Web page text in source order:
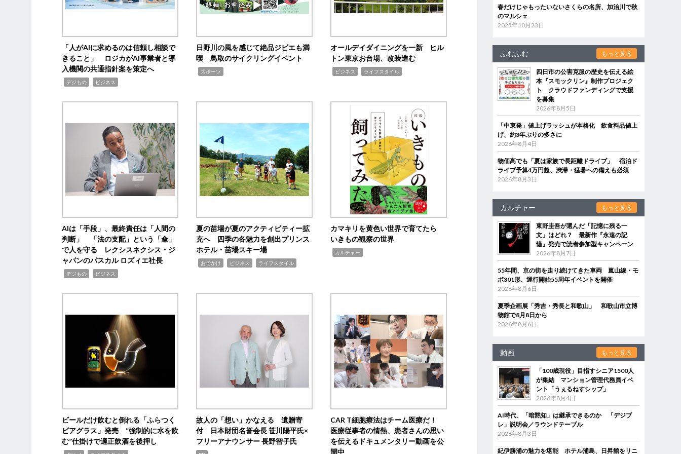
「人がAIに求めるのは信頼し相談で
きること」 ロジカがAI事業者と導
入機関の共通指針案を策定へ
デジもの ビジネス
日野川の風を感じて絶品ジビエも満
喫 鳥取のサイクリングイベント
スポーツ
オールデイダイニングを一新 ヒル
トン東京お台場、改装進む
ビジネス ライフスタイル
AIは「手段」、最終責任は「人間の
判断」 「法の支配」という「傘」
で人を守る レクシスネクシス・ジ
ャパンのパスカル ロズィエ社長
デジもの ビジネス
夏の苗場が夏のアクティビティー拡
充へ 四季の各魅力を創出プリンス
ホテル・苗場スキー場
おでかけ ビジネス ライフスタイル
カマキリを黄色い世界で育てたら
いきもの観察の世界
カルチャー
ビールだけ飲むと倒れる「ふらつく
ビアグラス」発売 “強制的に水を飲
む”仕掛けで適正飲酒を後押し
故人の「想い」かなえる 遺贈寄
付 日本財団名誉会長 笹川陽平氏×
フリーアナウンサー 長野智子氏
CAR T細胞療法はチーム医療だ！
医療従事者の情熱、患者さんの思い
を伝えるドキュメンタリー動画を公
開中
春だけじゃもったいないさくらの名所、加治川で秋
のマルシェ
2025年10月23日
ふむふむ もっと見る
四日市の公害克服の歴史を伝える絵
本『スモックリン』制作プロジェク
ト クラウドファンディングで支援
を募集
2026年8月5日
「中東発」値上げラッシュが本格化 飲食料品値上
げ、約3年ぶりの多さに
2026年8月4日
物価高でも「夏は家族で長距離ドライブ」 宿泊ド
ライブ予算4万円超、渋滞・猛暑への備えも必須
2026年8月3日
カルチャー もっと見る
東野圭吾が選んだ「記憶に残る一
文」はどれ？ 最新作『永遠の記
憶』発売で読者参加型キャンペーン
2026年8月7日
55年間、京の街を走り続けてきた車両 嵐山線・モ
ボ301形、運行開始55周年イベントを開催
2026年8月6日
夏季企画展「秀吉・秀長と和歌山」 和歌山市立博
物館で8月8日から
2026年8月6日
動画 もっと見る
「100歳現役」目指すシニア1500人
が集結 マンション管理代務員イベ
ント「うぇるねすシップ」
2026年8月4日
AI時代、「暗黙知」は継承できるのか 「デジブ
レ」説明会／ラウンドテーブル
2026年8月3日
紀伊勝浦の魅力を堪能 ホテル浦島、日昇館をリニ